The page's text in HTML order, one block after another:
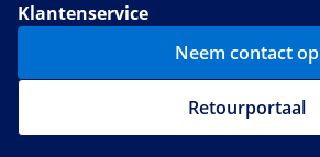
Klantenservice
Neem contact op
Retourportaal